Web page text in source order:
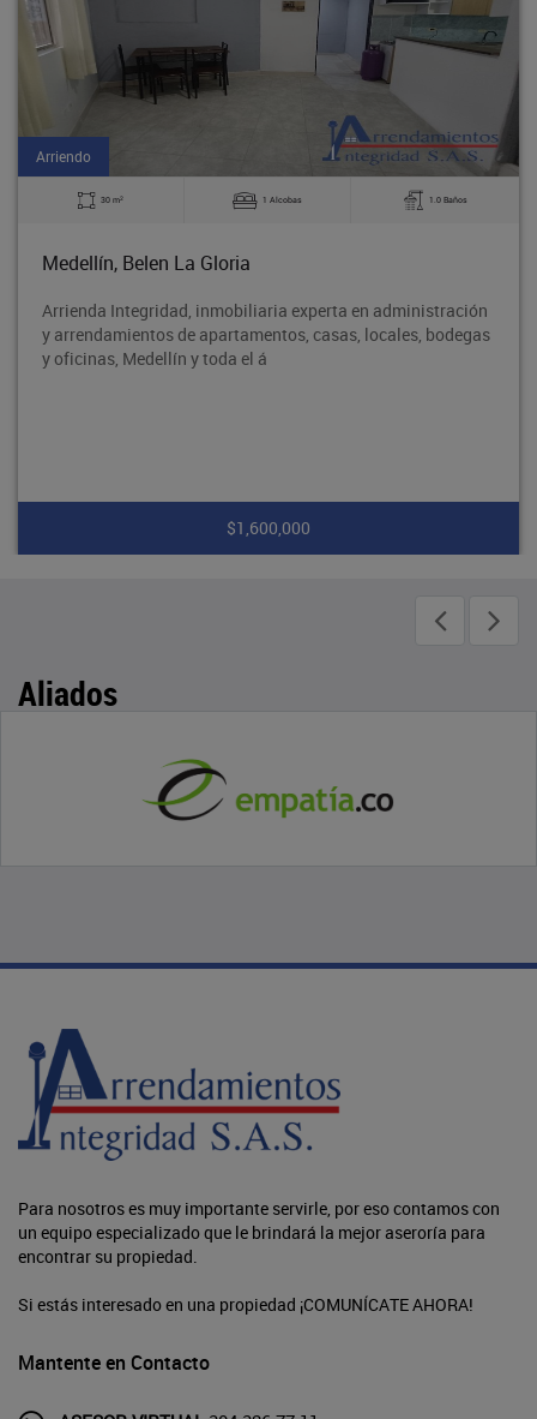
Arriendo
30 m2 1 Alcobas 1.0 Baños
Medellín, Belen La Gloria
Arrienda Integridad, inmobiliaria experta en administración
y arrendamientos de apartamentos, casas, locales, bodegas
y oficinas, Medellín y toda el á
$1,600,000
Aliados
Para nosotros es muy importante servirle, por eso contamos con
un equipo especializado que le brindará la mejor aseroría para
encontrar su propiedad.
Si estás interesado en una propiedad ¡COMUNÍCATE AHORA!
Mantente en Contacto